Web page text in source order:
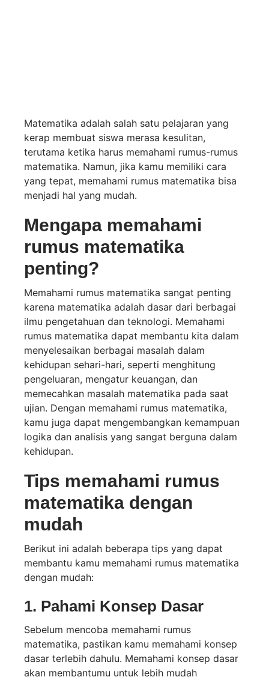
Matematika adalah salah satu pelajaran yang
kerap membuat siswa merasa kesulitan,
terutama ketika harus memahami rumus-rumus
matematika. Namun, jika kamu memiliki cara
yang tepat, memahami rumus matematika bisa
menjadi hal yang mudah.
Mengapa memahami
rumus matematika
penting?
Memahami rumus matematika sangat penting
karena matematika adalah dasar dari berbagai
ilmu pengetahuan dan teknologi. Memahami
rumus matematika dapat membantu kita dalam
menyelesaikan berbagai masalah dalam
kehidupan sehari-hari, seperti menghitung
pengeluaran, mengatur keuangan, dan
memecahkan masalah matematika pada saat
ujian. Dengan memahami rumus matematika,
kamu juga dapat mengembangkan kemampuan
logika dan analisis yang sangat berguna dalam
kehidupan.
Tips memahami rumus
matematika dengan
mudah
Berikut ini adalah beberapa tips yang dapat
membantu kamu memahami rumus matematika
dengan mudah:
1. Pahami Konsep Dasar
Sebelum mencoba memahami rumus
matematika, pastikan kamu memahami konsep
dasar terlebih dahulu. Memahami konsep dasar
akan membantumu untuk lebih mudah